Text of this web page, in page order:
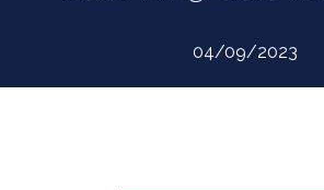
04/09/2023